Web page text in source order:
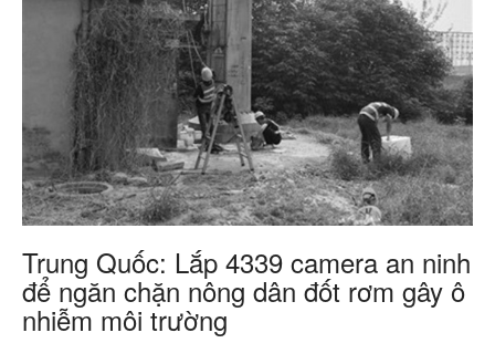
Trung Quốc: Lắp 4339 camera an ninh
để ngăn chặn nông dân đốt rơm gây ô
nhiễm môi trường